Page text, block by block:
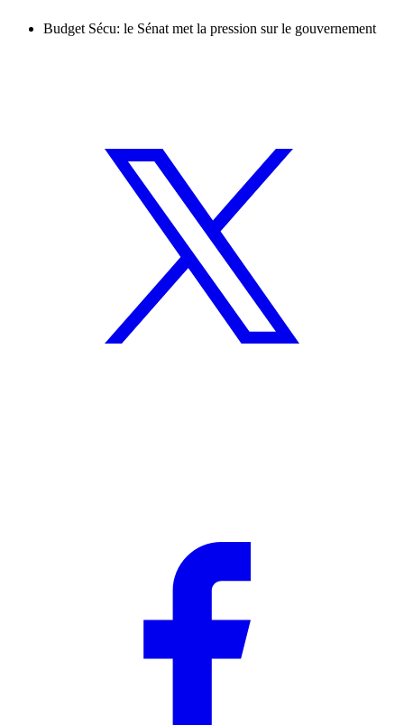
Budget Sécu: le Sénat met la pression sur le gouvernement